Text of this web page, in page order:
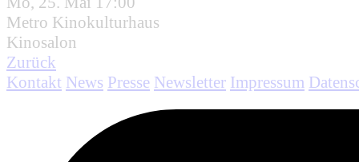
Metro Kinokulturhaus
Kinosalon
Zurück
Kontakt News Presse Newsletter Impressum